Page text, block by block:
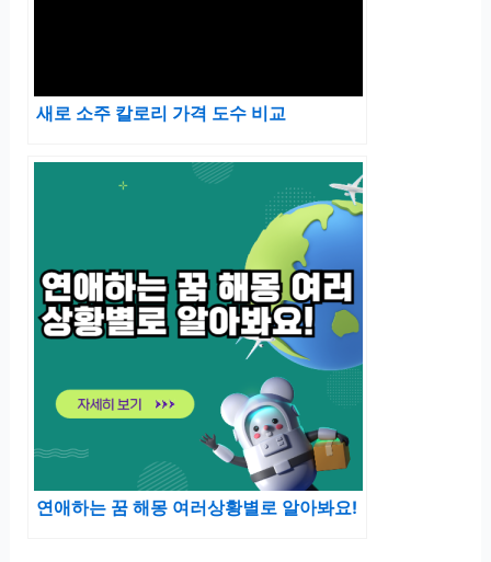
새로 소주 칼로리 가격 도수 비교
연애하는 꿈 해몽 여러상황별로 알아봐요!